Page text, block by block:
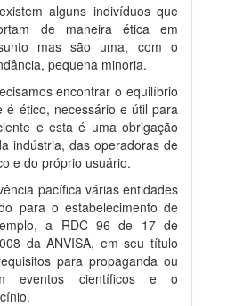
alguns indivíduos que
de maneira ética em
mas são uma, com o
pequena minoria.
encontrar o equilíbrio
é ético, necessário e útil para
e esta é uma obrigação
indústria, das operadoras de
e do próprio usuário.
pacífica várias entidades
para o estabelecimento de
a RDC 96 de 17 de
da ANVISA, em seu título
para propaganda ou
eventos científicos e o